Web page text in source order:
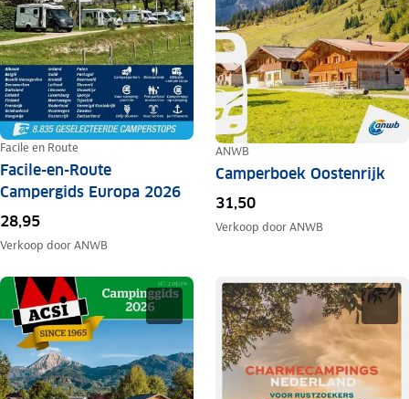
Facile en Route
Facile-en-Route
Campergids Europa 2026
28,95
Verkoop doorANWB
ANWB
Camperboek Oostenrijk
31,50
Verkoop doorANWB